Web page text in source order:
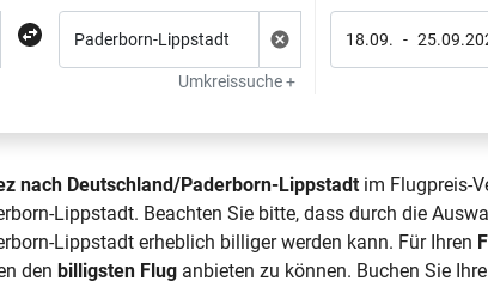
Umkreissuche +
18.09. -
nach Deutschland/Paderborn-Lippstadt im Flugpreis-
Lippstadt. Beachten Sie bitte, dass durch die
Lippstadt erheblich billiger werden kann. Für Ihren
denbilligsten Flug anbieten zu können. Buchen Sie